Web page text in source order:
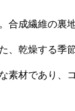
合成繊維の裏
、乾燥する季
素材であり、